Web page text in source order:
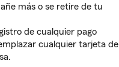
más o se retire de tu
de cualquier pago
cualquier tarjeta de